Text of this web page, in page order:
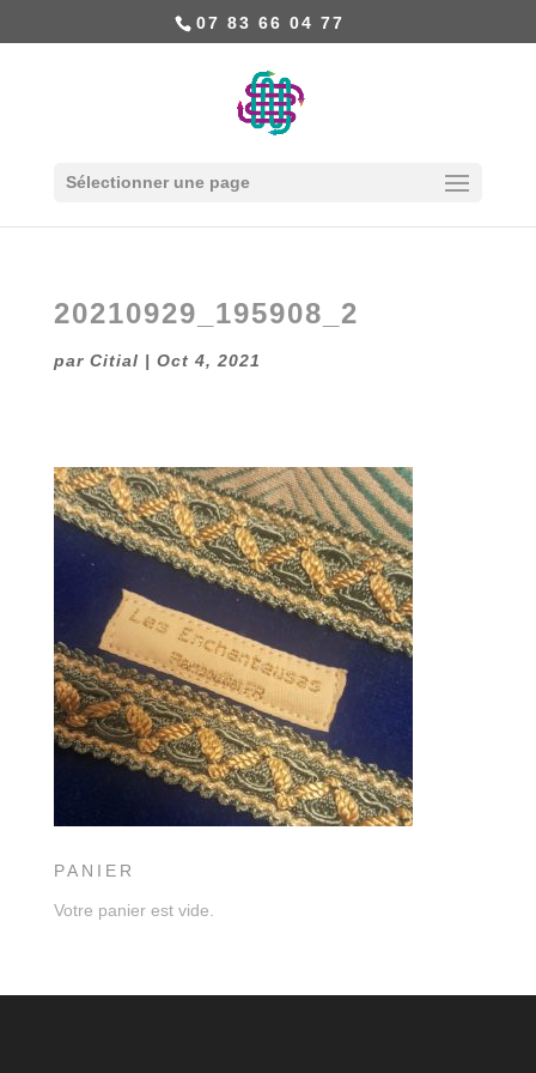
07 83 66 04 77
Sélectionner une page
20210929_195908_2
par Citial | Oct 4, 2021
PANIER
Votre panier est vide.